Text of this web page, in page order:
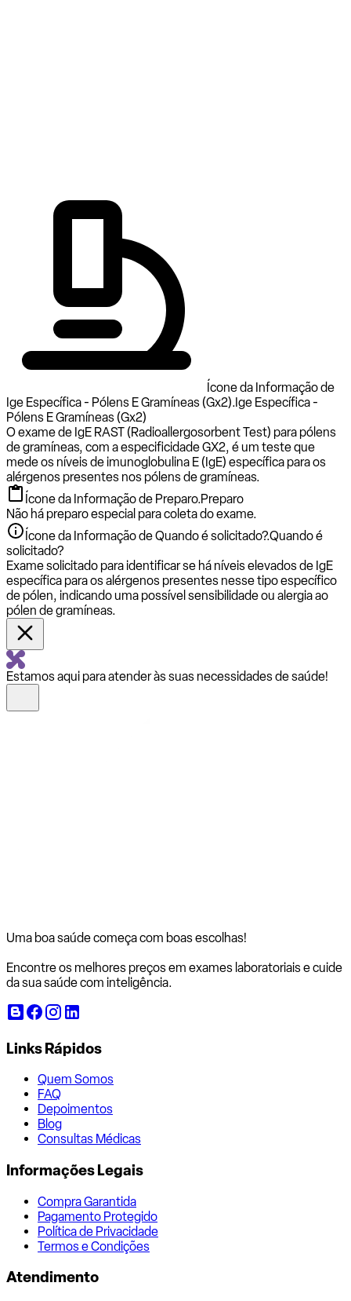
Ícone da Informação de
Ige Específica - Pólens E Gramíneas (Gx2).Ige Específica -
Pólens E Gramíneas (Gx2)
O exame de IgE RAST (Radioallergosorbent Test) para pólens
de gramíneas, com a especificidade GX2, é um teste que
mede os níveis de imunoglobulina E (IgE) específica para os
alérgenos presentes nos pólens de gramíneas.
Ícone da Informação de Preparo.Preparo
Não há preparo especial para coleta do exame.
Ícone da Informação de Quando é solicitado?.Quando é
solicitado?
Exame solicitado para identificar se há níveis elevados de IgE
específica para os alérgenos presentes nesse tipo específico
de pólen, indicando uma possível sensibilidade ou alergia ao
pólen de gramíneas.
Estamos aqui para atender às suas necessidades de saúde!
Uma boa saúde começa com boas escolhas!
Encontre os melhores preços em exames laboratoriais e cuide
da sua saúde com inteligência.
Links Rápidos
Quem Somos
FAQ
Depoimentos
Blog
Consultas Médicas
Informações Legais
Compra Garantida
Pagamento Protegido
Política de Privacidade
Termos e Condições
Atendimento